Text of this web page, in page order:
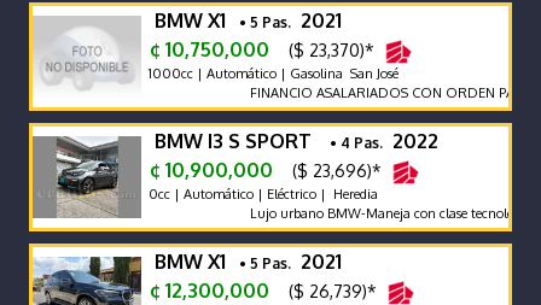
BMW X1 • 5 Pas. 2021
¢ 10,750,000
($ 23,370)*
1000cc | Automático | Gasolina San José
FINANCIO ASALARIADOS CON ORDEN
BMW I3 S SPORT • 4 Pas. 2022
¢ 10,900,000
($ 23,696)*
0cc | Automático | Eléctrico | Heredia
Lujo urbano BMW-Maneja con clase tecnología y
BMW X1 • 5 Pas. 2021
¢ 12,300,000
($ 26,739)*